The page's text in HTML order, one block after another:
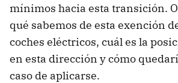
mínimos hacia esta transición.
qué sabemos de esta exención
coches eléctricos, cuál es la
en esta dirección y cómo
caso de aplicarse.